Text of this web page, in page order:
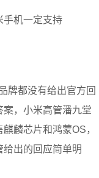
牌都没有给出官方回
，小米高管潘九堂
麟芯片和鸿蒙OS，
出的回应简单明